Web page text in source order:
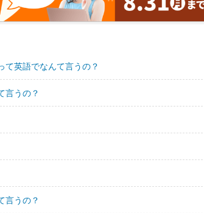
て英語でなんて言うの？
言うの？
言うの？